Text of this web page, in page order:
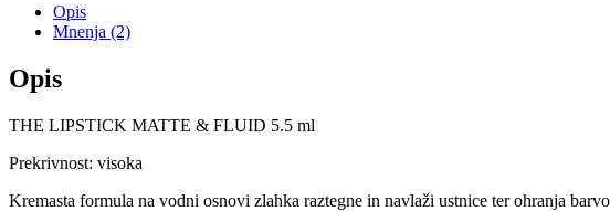
Opis
Mnenja (2)
Opis
THE LIPSTICK MATTE & FLUID 5.5 ml
Prekrivnost: visoka
Kremasta formula na vodni osnovi zlahka raztegne in navlaži ustnice ter ohranja